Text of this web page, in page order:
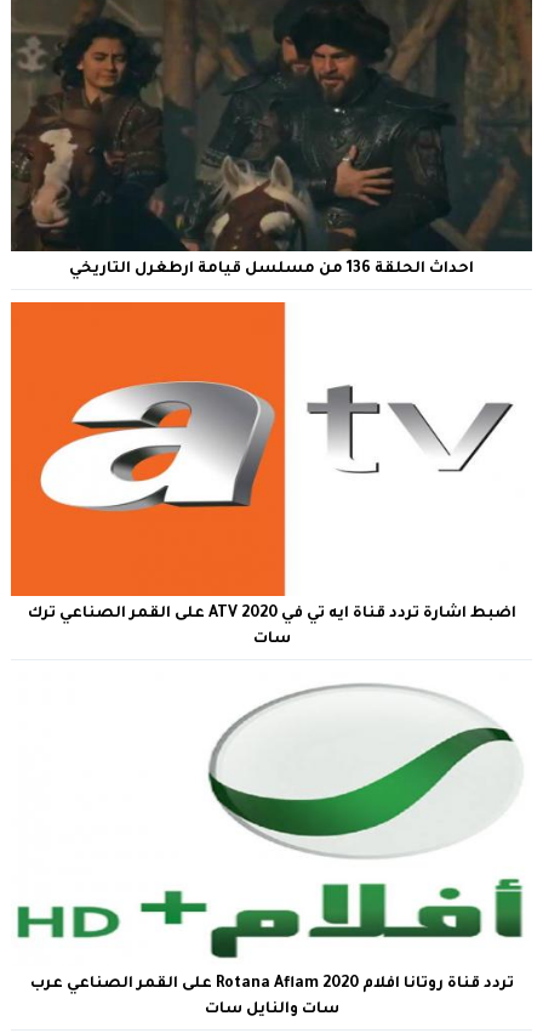
احداث الحلقة 136 من مسلسل قيامة ارطغرل التاريخي
اضبط اشارة تردد قناة ايه تي في ATV 2020 على القمر الصناعي ترك
سات
تردد قناة روتانا افلام Rotana Aflam 2020 على القمر الصناعي عرب
سات والنايل سات